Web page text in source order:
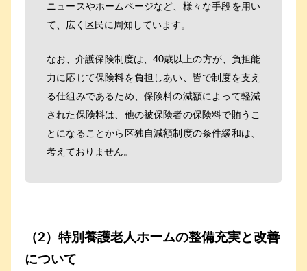
ニュースやホームページなど、様々な手段を用い
て、広く区民に周知しています。
なお、介護保険制度は、40歳以上の方が、負担能
力に応じて保険料を負担しあい、皆で制度を支え
る仕組みであるため、保険料の減額によって軽減
された保険料は、他の被保険者の保険料で賄うこ
とになることから区独自減額制度の条件緩和は、
考えておりません。
（2）特別養護老人ホームの整備充実と改善
について